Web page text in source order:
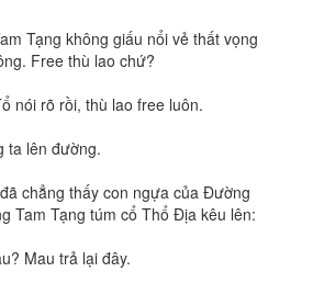
Tạng không giấu nổi vẻ thất vọng
Free thù lao chứ?
nói rõ rồi, thù lao free luôn.
ta lên đường.
chẳng thấy con ngựa của Đường
Tam Tạng túm cổ Thổ Địa kêu lên:
Mau trả lại đây.